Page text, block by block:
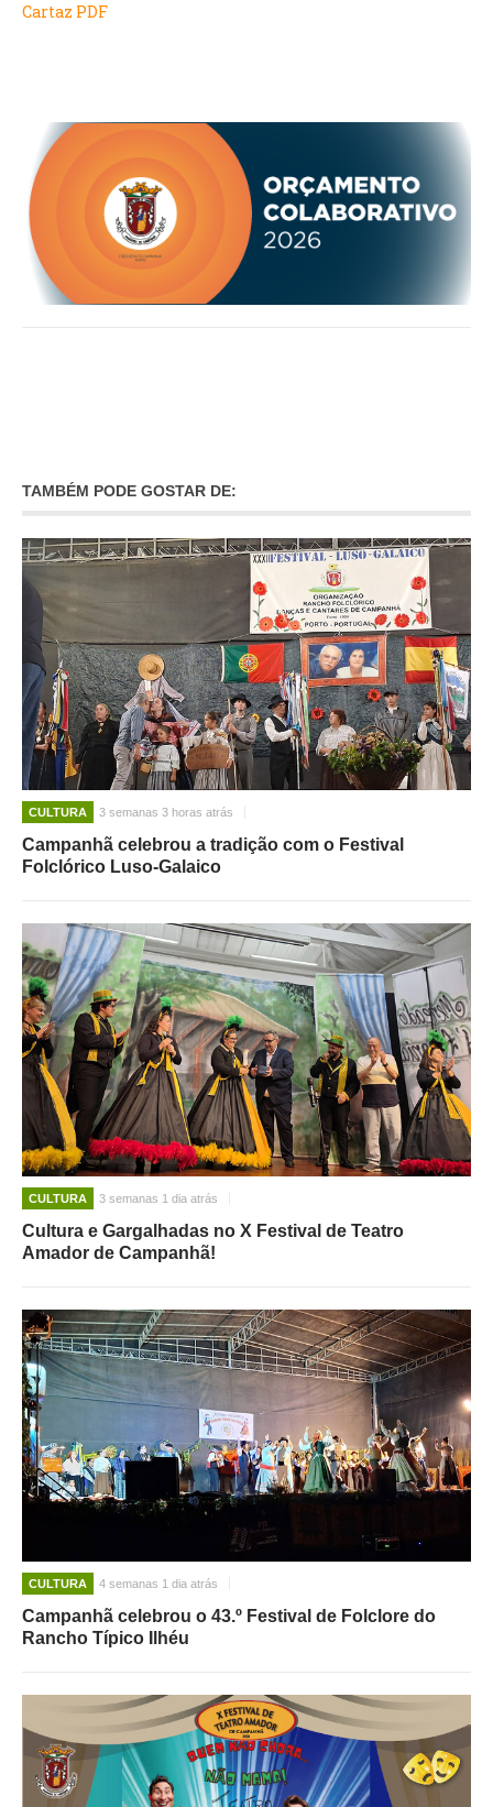
Cartaz PDF
TAMBÉM PODE GOSTAR DE:
CULTURA 3 semanas 3 horas atrás
Campanhã celebrou a tradição com o Festival
Folclórico Luso-Galaico
CULTURA 3 semanas 1 dia atrás
Cultura e Gargalhadas no X Festival de Teatro
Amador de Campanhã!
CULTURA 4 semanas 1 dia atrás
Campanhã celebrou o 43.º Festival de Folclore do
Rancho Típico Ilhéu